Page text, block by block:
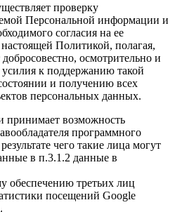
проверку
Персональной информации и
согласия на ее
Политикой, полагая,
осмотрительно и
к поддержанию такой
и получению всех
персональных данных.
принимает возможность
программного
чего такие лица могут
в п.3.1.2 данные в
обеспечению третьих лиц
посещений Google